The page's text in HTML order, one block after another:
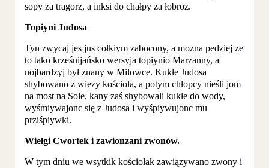
sopy za tragorz, a inksi do chałpy za łobroz.
Topiyni Judosa
Tyn zwycaj jes jus cołkiym zabocony, a mozna pedziej ze
to tako krześnijańsko wersyja topiynio Marzanny, a
nojbardzyj był znany w Milowce. Kukłe Judosa
shybowano z wiezy kościoła, a potym chłopcy nieśli jom
na most na Sole, kany zaś shybowali kukłe do wody,
wyśmiywajonc się z Judosa i wyśpiywujonc mu
prziśpiywki.
Wielgi Cwortek i zawionzani zwonów.
W tym dniu we wsytkik kościołak zawiązywano zwony i